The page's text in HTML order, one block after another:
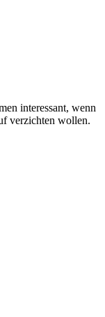
interessant, wenn
verzichten wollen.